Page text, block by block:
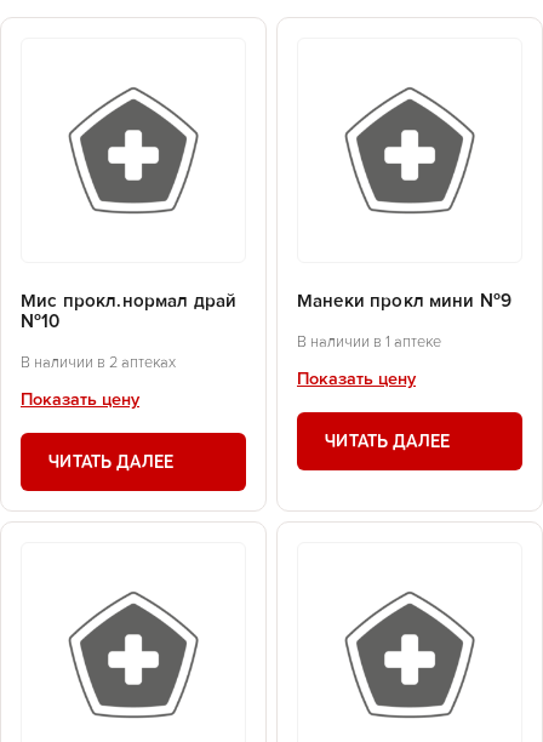
Мис прокл.нормал драй
№10
В наличии в 2 аптеках
Показать цену
ЧИТАТЬ ДАЛЕЕ
Манеки прокл мини №9
В наличии в 1 аптеке
Показать цену
ЧИТАТЬ ДАЛЕЕ